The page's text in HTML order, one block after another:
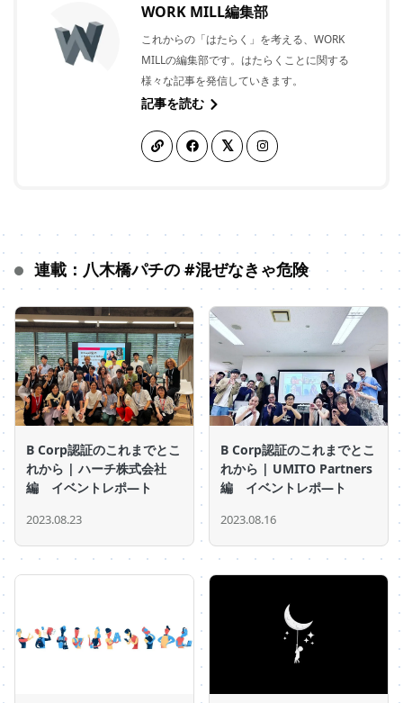
WORK MILL編集部
これからの「はたらく」を考える、WORK
MILLの編集部です。はたらくことに関する
様々な記事を発信していきます。
記事を読む
連載：八木橋パチの #混ぜなきゃ危険
B Corp認証のこれまでとこ
れから | ハーチ株式会社
編 イベントレポ―ト
2023.08.23
B Corp認証のこれまでとこ
れから | UMITO Partners
編 イベントレポ―ト
2023.08.16